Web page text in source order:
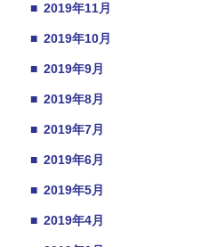
■ 2019年11月
■ 2019年10月
■ 2019年9月
■ 2019年8月
■ 2019年7月
■ 2019年6月
■ 2019年5月
■ 2019年4月